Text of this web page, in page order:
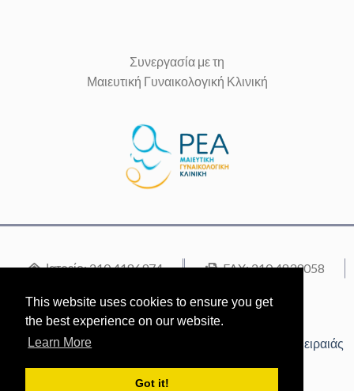
This website uses cookies to ensure you get
the best experience on our website.
Learn More
Got it!
Συνεργασία με τη
Μαιευτική Γυναικολογική Κλινική
Ιατρείο: 210 4186974
FAX: 210 4839058
Μαιευτήριο ΡΕΑ: 210 9495000
Διεύθυνση: Ηρώων Πολυτεχνείου 69-71, 18536, Πειραιάς
kourakou-evgenia-gynaikologos.gr